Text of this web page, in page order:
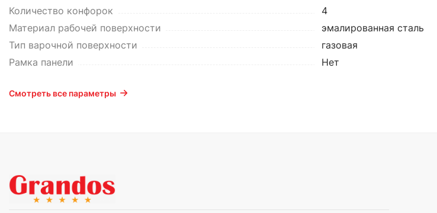
Количество конфорок
4
Материал рабочей поверхности
эмалированная сталь
Тип варочной поверхности
газовая
Рамка панели
Нет
Смотреть все параметры